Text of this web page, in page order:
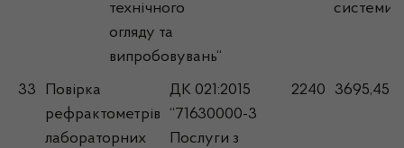
технічного
огляду та
випробовувань“
системи
33
Повірка
рефрактометрів
лабораторних
ДК 021:2015
“71630000-3
Послуги з
2240 3695,45